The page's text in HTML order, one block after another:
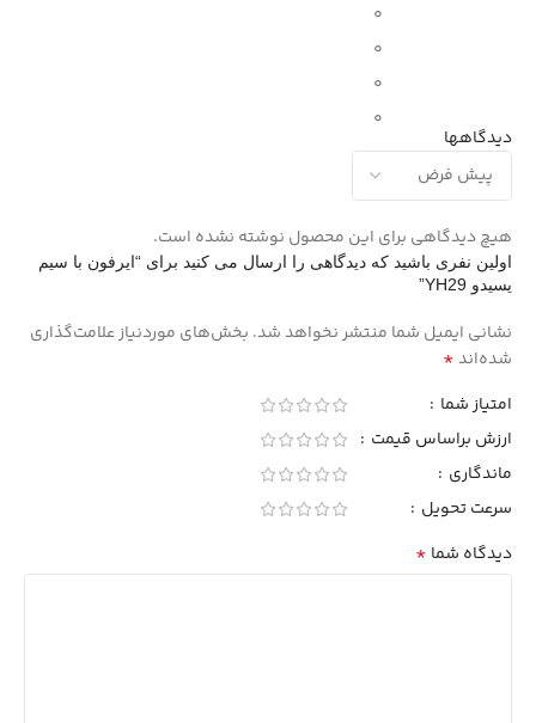
0
0
0
0
دیدگاهها
هیچ دیدگاهی برای این محصول نوشته نشده است.
اولین نفری باشید که دیدگاهی را ارسال می کنید برای “ایرفون با سیم
یسیدو YH29”
نشانی ایمیل شما منتشر نخواهد شد. بخش‌های موردنیاز علامت‌گذاری
شده‌اند*
امتیاز شما
ارزش براساس قیمت
ماندگاری
سرعت تحویل
دیدگاه شما *